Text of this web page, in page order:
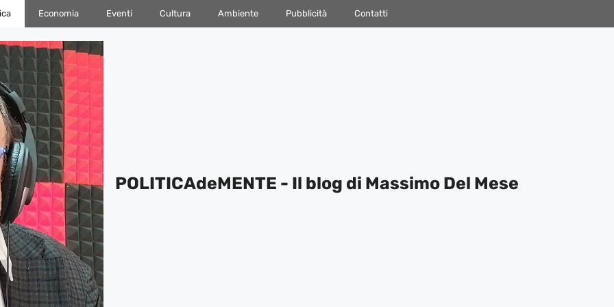
Economia Eventi Cultura Ambiente Pubblicità Contatti
POLITICAdeMENTE - Il blog di Massimo Del Mese